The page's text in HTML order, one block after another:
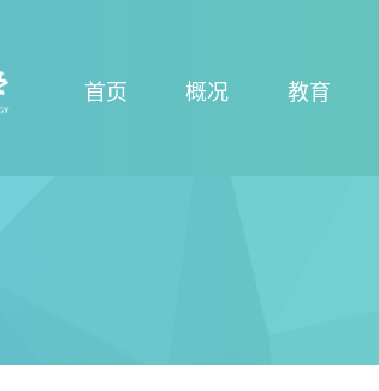
首页 概况 教育